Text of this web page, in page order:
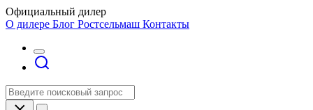
Официальный дилер
О дилере Блог Ростсельмаш Контакты